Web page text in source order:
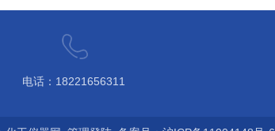
电话：18221656311